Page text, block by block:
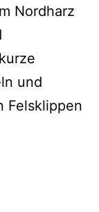
Nordharz
und
Felsklippen